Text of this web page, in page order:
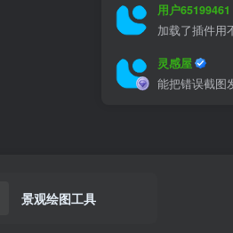
用户65199461
加载了插件用
灵感屋
能把错误截图
景观绘图工具